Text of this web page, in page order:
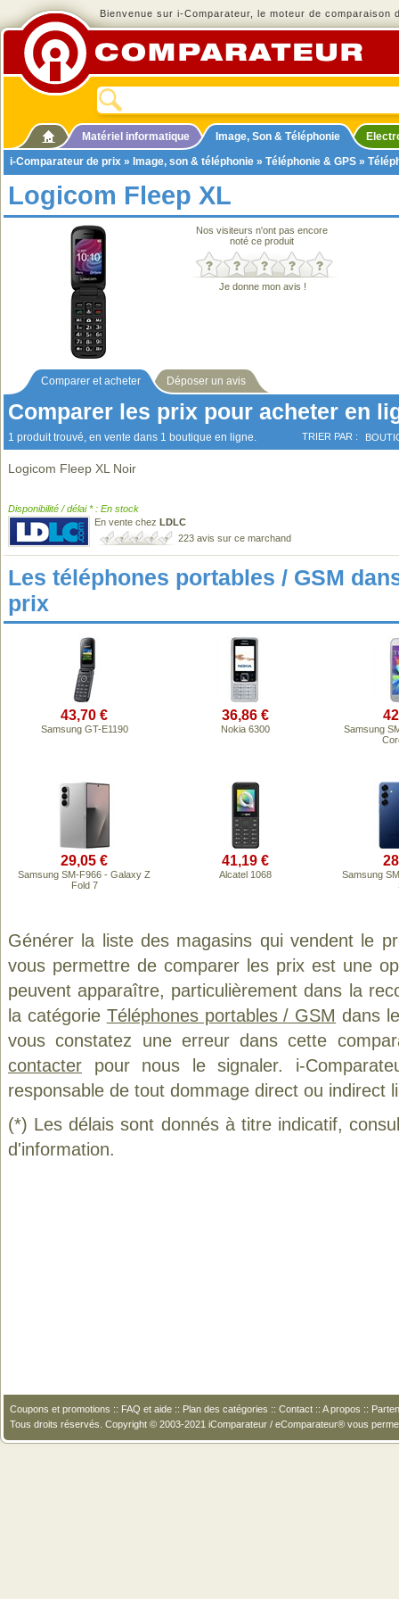
Bienvenue sur i-Comparateur, le moteur de comparaison
Matériel informatique Image, Son & Téléphonie
i-Comparateur de prix » Image, son & téléphonie » Téléphonie & GPS »
Logicom Fleep XL
Nos visiteurs n'ont pas encore
noté ce produit
Je donne mon avis !
Comparer et acheter Déposer un avis
Comparer les prix pour acheter en
1 produit trouvé, en vente dans 1 boutique en ligne. TRIER PAR :
Logicom Fleep XL Noir
Disponibilité / délai * : En stock
En vente chez LDLC
223 avis sur ce marchand
Les téléphones portables / GSM
prix
43,70 €
Samsung GT-E1190
36,86 €
Nokia 6300
Samsung
29,05 €
Samsung SM-F966 - Galaxy Z
Fold 7
41,19 €
Alcatel 1068
Samsung
Générer la liste des magasins qui vendent le
vous permettre de comparer les prix est une
peuvent apparaître, particulièrement dans la
la catégorie Téléphones portables / GSM dans
vous constatez une erreur dans cette
contacter pour nous le signaler. i-
responsable de tout dommage direct ou indirect
(*) Les délais sont donnés à titre indicatif,
d'information.
Coupons et promotions :: FAQ et aide :: Plan des catégories :: Contact :: A propos ::
Tous droits réservés. Copyright © 2003-2021 iComparateur / eComparateur® vous